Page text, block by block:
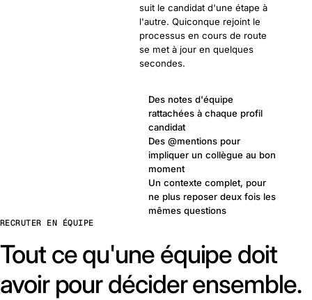
suit le candidat d'une étape à
l'autre. Quiconque rejoint le
processus en cours de route
se met à jour en quelques
secondes.
Des notes d'équipe
rattachées à chaque profil
candidat
Des @mentions pour
impliquer un collègue au bon
moment
Un contexte complet, pour
ne plus reposer deux fois les
mêmes questions
RECRUTER EN ÉQUIPE
Tout ce qu'une équipe doit
avoir pour décider ensemble.